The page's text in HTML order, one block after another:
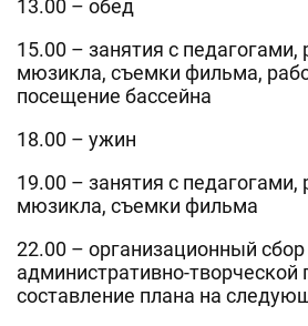
13.00 – обед
15.00 – занятия с педагогами,
мюзикла, съемки фильма,
посещение бассейна
18.00 – ужин
19.00 – занятия с педагогами,
мюзикла, съемки фильма
22.00 – организационный сбор
административно-творческой
составление плана на